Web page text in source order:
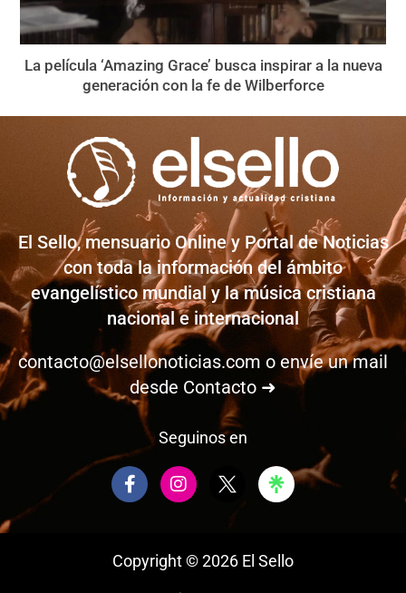
La película ‘Amazing Grace’ busca inspirar a la nueva
generación con la fe de Wilberforce
El Sello, mensuario Online y Portal de Noticias
con toda la información del ámbito
evangelístico mundial y la música cristiana
nacional e internacional
contacto@elsellonoticias.com o envíe un mail
desde Contacto ➜
Seguinos en
F
a
o
I
n
g
Copyright © 2026 El Sello